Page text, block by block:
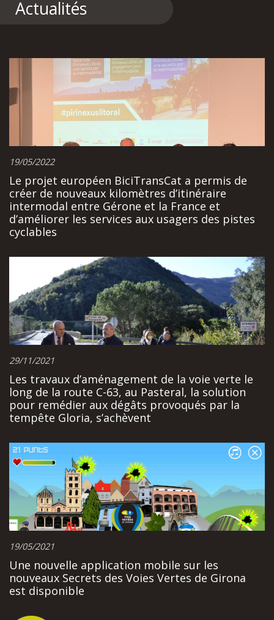
Actualités
19/05/2022
Le projet européen BiciTransCat a permis de
créer de nouveaux kilomètres d’itinéraire
intermodal entre Gérone et la France et
d’améliorer les services aux usagers des pistes
cyclables
29/11/2021
Les travaux d’aménagement de la voie verte le
long de la route C-63, au Pasteral, la solution
pour remédier aux dégâts provoqués par la
tempête Gloria, s’achèvent
19/05/2021
Une nouvelle application mobile sur les
nouveaux Secrets des Voies Vertes de Girona
est disponible